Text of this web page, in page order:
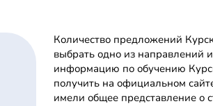
Количество предложений
выбрать одно из направлений
информацию по обучению
получить на официальном
имели общее представление о